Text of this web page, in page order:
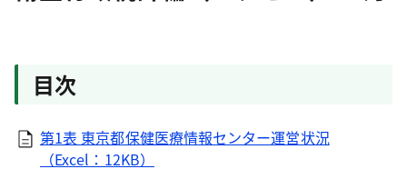
目次
第1表 東京都保健医療情報センター運営状況
（Excel：12KB）